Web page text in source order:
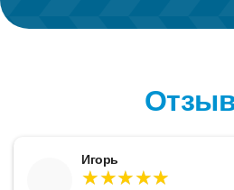
Игорь
★★★★★